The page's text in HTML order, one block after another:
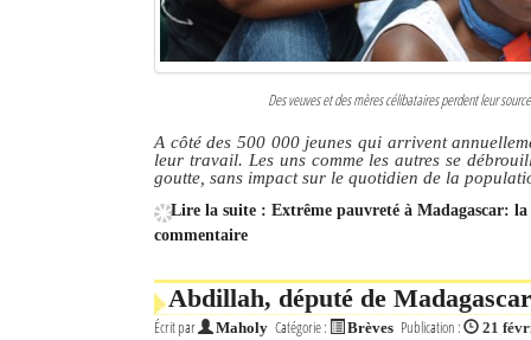
Des veuves et des mères célibataires perdent leur
A côté des 500 000 jeunes qui arrivent
leur travail. Les uns comme les autres se
goutte, sans impact sur le quotidien de la
Lire la suite : Extrême pauvreté à Madagascar:
commentaire
Abdillah, député de
Écrit par Maholy Catégorie : Brèves Publication : 21